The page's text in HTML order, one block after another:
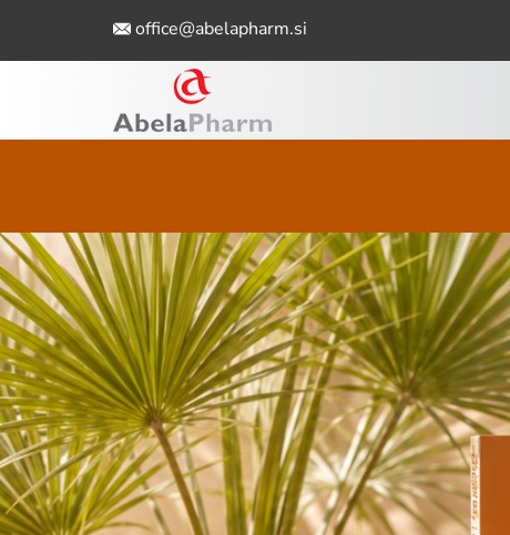
office@abelapharm.si